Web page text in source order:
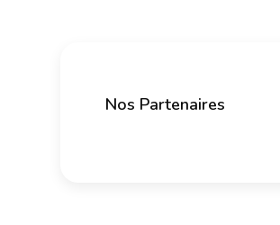
Nos Partenaires